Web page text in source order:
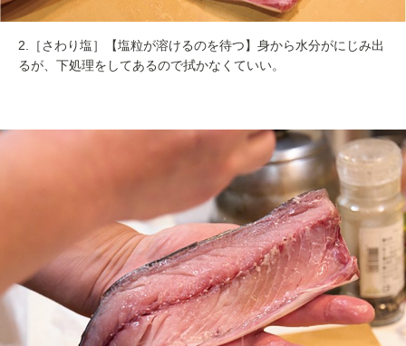
2.［さわり塩］【塩粒が溶けるのを待つ】身から水分がにじみ出
るが、下処理をしてあるので拭かなくていい。